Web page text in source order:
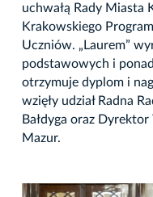
uchwałą Rady Miasta
Krakowskiego
Uczniów. „Laurem”
podstawowych i
otrzymuje dyplom i
wzięły udział Radna
Bałdyga oraz
Mazur.